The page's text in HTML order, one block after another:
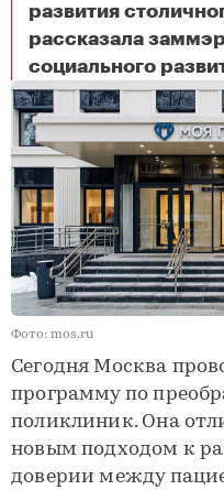
развития
рассказала
социального
Фото: mos.ru
Сегодня Москва
программу по
поликлиник. Она
новым подходом к
доверии между